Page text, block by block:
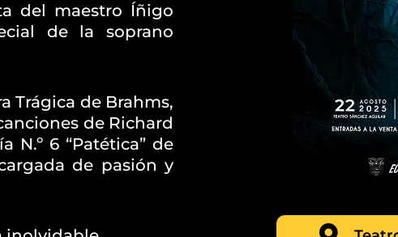
del maestro Íñigo
de la soprano
Trágica de Brahms,
de Richard
N.º 6 “Patética” de
de pasión y